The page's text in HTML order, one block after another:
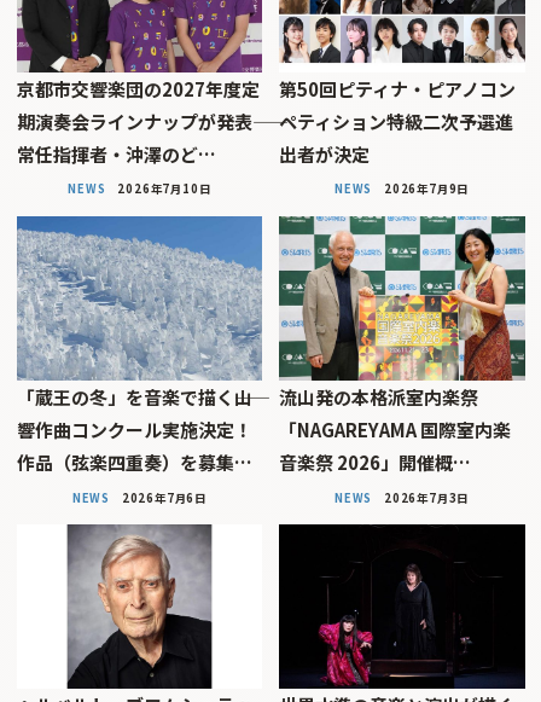
京都市交響楽団の2027年度定
期演奏会ラインナップが発表――
常任指揮者・沖澤のど…
NEWS 2026年7月10日
第50回ピティナ・ピアノコン
ペティション特級二次予選進
出者が決定
NEWS 2026年7月9日
「蔵王の冬」を音楽で描く――山
響作曲コンクール実施決定！
作品（弦楽四重奏）を募集…
NEWS 2026年7月6日
流山発の本格派室内楽祭
「NAGAREYAMA 国際室内楽
音楽祭 2026」開催概…
NEWS 2026年7月3日